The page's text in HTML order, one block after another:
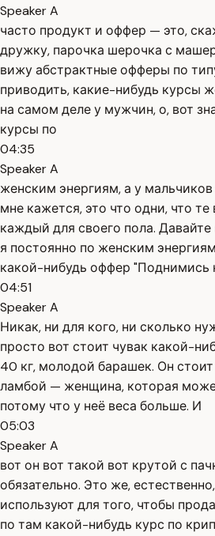
Speaker A
часто продукт и оффер — это,
дружку, парочка шерочка с
вижу абстрактные офферы по
приводить, какие-нибудь курсы
на самом деле у мужчин, о, вот
курсы по
04:35
Speaker A
женским энергиям, а у мальчиков
мне кажется, это что одни, что
каждый для своего пола.
я постоянно по женским
какой-нибудь оффер "Поднимись
04:51
Speaker A
Никак, ни для кого, ни сколько
просто вот стоит чувак какой-
40 кг, молодой барашек. Он
ламбой — женщина, которая
потому что у неё веса больше. И
05:03
Speaker A
вот он вот такой вот крутой с
обязательно. Это же,
используют для того, чтобы
по там какой-нибудь курс по